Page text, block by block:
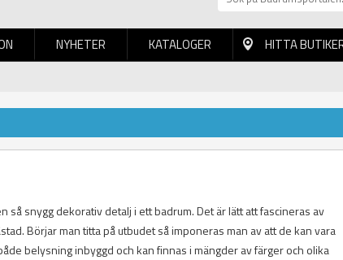
NYHETER KATALOGER HITTA
snygg dekorativ detalj i ett badrum. Det är lätt att fascineras av
Börjar man titta på utbudet så imponeras man av att de kan vara
belysning inbyggd och kan finnas i mängder av färger och olika